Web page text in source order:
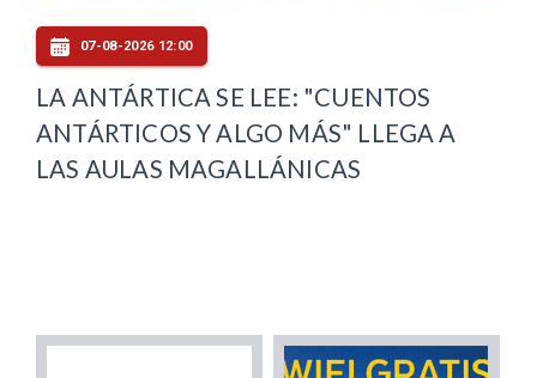
07-08-2026 12:00
LA ANTÁRTICA SE LEE: "CUENTOS
ANTÁRTICOS Y ALGO MÁS" LLEGA A
LAS AULAS MAGALLÁNICAS